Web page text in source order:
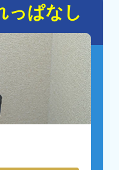
っぱなし